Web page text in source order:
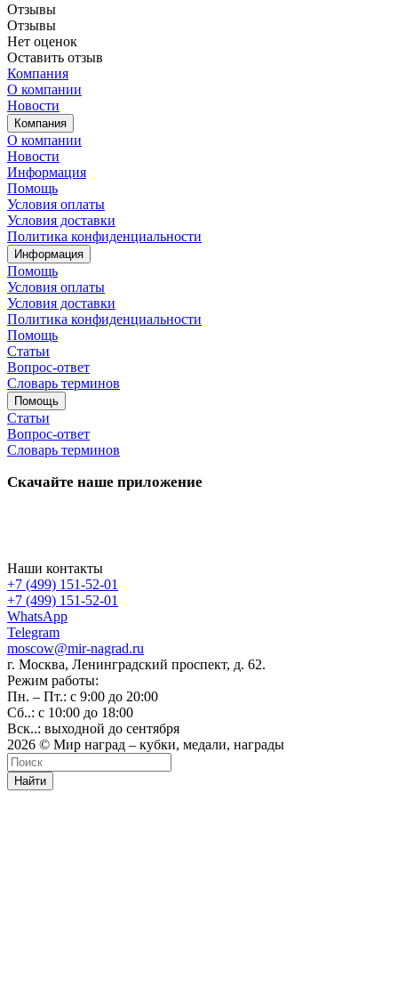
Отзывы
Отзывы
Нет оценок
Оставить отзыв
Компания
О компании
Новости
Компания
О компании
Новости
Информация
Помощь
Условия оплаты
Условия доставки
Политика конфиденциальности
Информация
Помощь
Условия оплаты
Условия доставки
Политика конфиденциальности
Помощь
Статьи
Вопрос-ответ
Словарь терминов
Помощь
Статьи
Вопрос-ответ
Словарь терминов
Скачайте наше приложение
Наши контакты
+7 (499) 151-52-01
+7 (499) 151-52-01
WhatsApp
Telegram
moscow@mir-nagrad.ru
г. Москва, Ленинградский проспект, д. 62.
Режим работы:
Пн. – Пт.: с 9:00 до 20:00
Сб..: с 10:00 до 18:00
Вск..: выходной до сентября
2026 © Мир наград – кубки, медали, награды
Найти